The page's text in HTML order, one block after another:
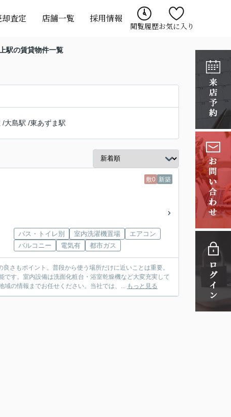
査定 店舗一覧 採用情報
閲覧履歴お気に入り
駅の賃貸物件一覧
/大島駅 /東あずま駅
敷0 新築
バス・トイレ別 室内洗濯機置場
エアコン
バルコニー
電気有 都市ガス
さもポイント。普段から使う場所だけに近いことは重要。
す。室内設備は洗面化粧台・浴室乾燥機など大変充実して
域の情報までお任せください。当社では、... もっと見る